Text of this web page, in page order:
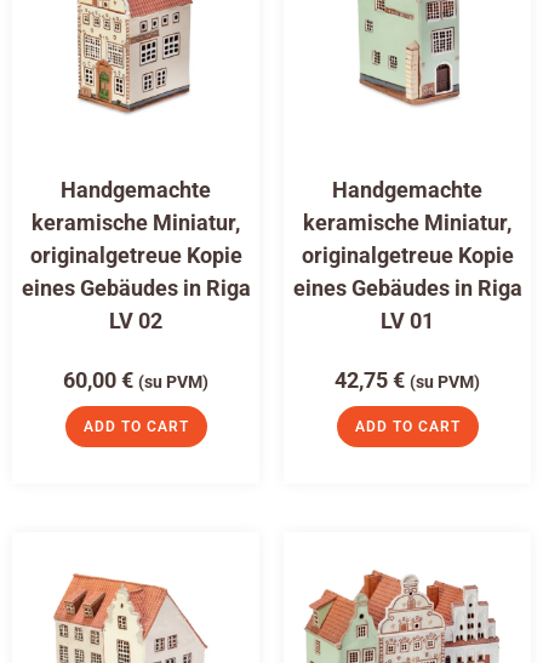
Handgemachte
keramische Miniatur,
originalgetreue Kopie
eines Gebäudes in Riga
LV 02
60,00€ (su PVM)
ADD TO CART
Handgemachte
keramische Miniatur,
originalgetreue Kopie
eines Gebäudes in Riga
LV 01
42,75€ (su PVM)
ADD TO CART